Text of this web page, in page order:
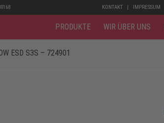
KONTAKT IMPRESSUM
PRODUKTE WIR ÜBER UNS
ESD S3S – 724901